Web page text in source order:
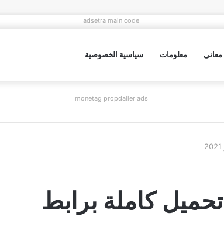
adsetra main code
معانى معلومات سياسية الخصوصية
monetag propdaller ads
رواية مصير واحد pdf تحميل كاملة برابط